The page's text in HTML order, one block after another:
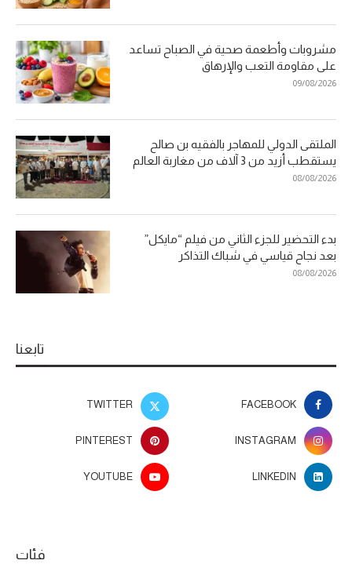
مشروبات وأطعمة صحية في الصباح تساعد
على مقاومة التعب والإرهاق
09/08/2026
الملتقى الدولي للمهاجر بالفقيه بن صالح
يستقطب أزيد من 3 آلاف من مغاربة العالم
08/08/2026
بدء التحضير للجزء الثاني من فيلم “مايكل”
بعد نجاح قياسي في شباك التذاكر
08/08/2026
تابعنا
FACEBOOK
TWITTER
INSTAGRAM
PINTEREST
LINKEDIN
YOUTUBE
فئات